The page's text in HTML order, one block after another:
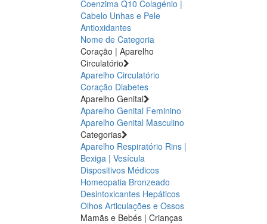
Coenzima Q10 Colagénio |
Cabelo Unhas e Pele
Antioxidantes
Nome de Categoria
Coração | Aparelho
Circulatório
Aparelho Circulatório
Coração Diabetes
Aparelho Genital
Aparelho Genital Feminino
Aparelho Genital Masculino
Categorias
Aparelho Respiratório Rins |
Bexiga | Vesícula
Dispositivos Médicos
Homeopatia Bronzeado
Desintoxicantes Hepáticos
Olhos Articulações e Ossos
Mamãs e Bebés | Crianças